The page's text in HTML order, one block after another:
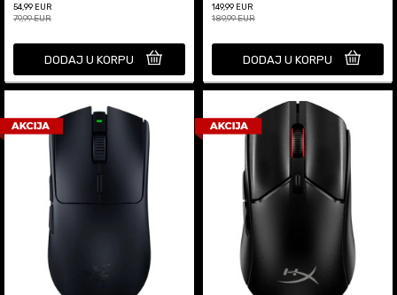
54,99 EUR
79,99EUR
DODAJ U KORPU
149,99 EUR
189,99EUR
DODAJ U KORPU